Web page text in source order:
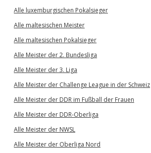
Alle luxemburgischen Pokalsieger
Alle maltesischen Meister
Alle maltesischen Pokalsieger
Alle Meister der 2. Bundesliga
Alle Meister der 3. Liga
Alle Meister der Challenge League in der Schweiz
Alle Meister der DDR im Fußball der Frauen
Alle Meister der DDR-Oberliga
Alle Meister der NWSL
Alle Meister der Oberliga Nord